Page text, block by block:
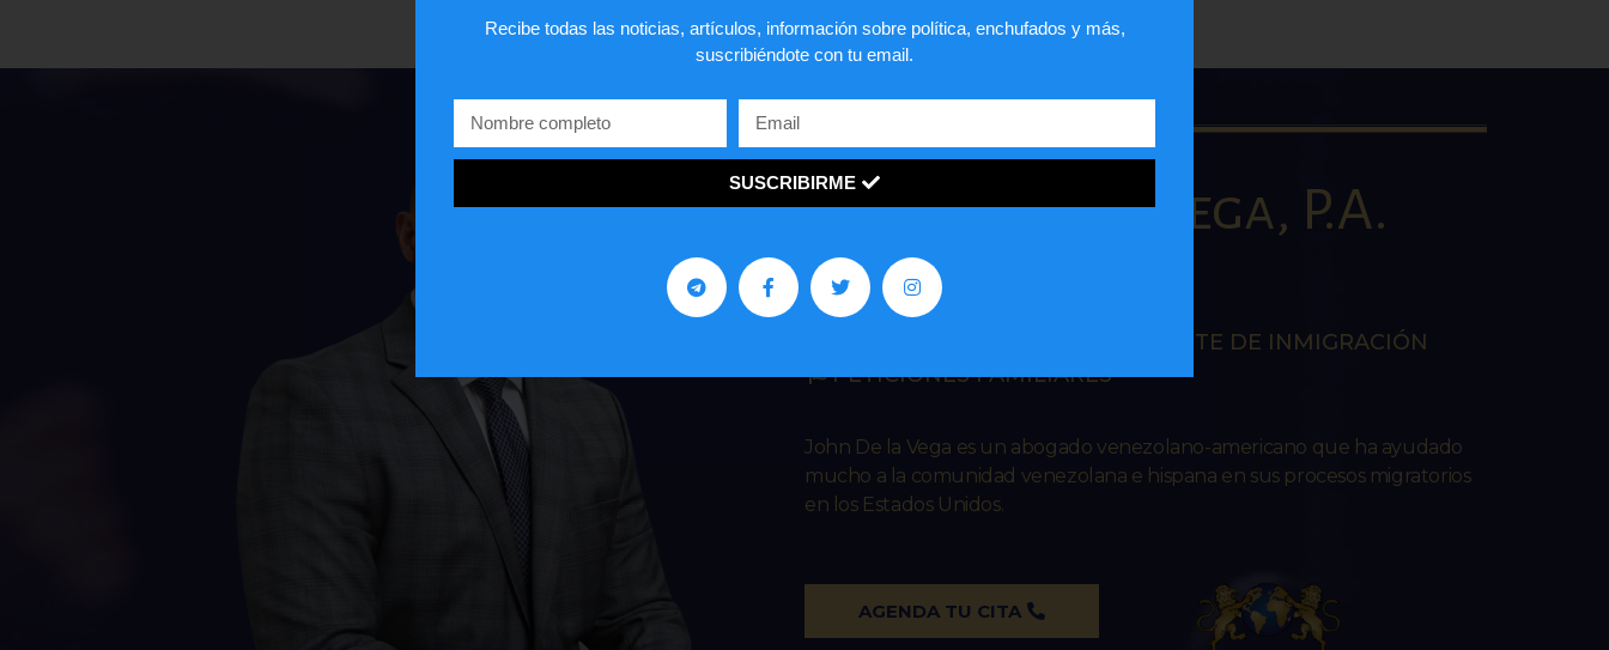
John R. De la Vega, P.A.
IMMIGRATION LAW
ASILO
REPRESENTACIONES EN LA CORTE DE INMIGRACIÓN
PETICIONES FAMILIARES
John De la Vega es un abogado venezolano-americano que ha ayudado
mucho a la comunidad venezolana e hispana en sus procesos migratorios
en los Estados Unidos.
AGENDA TU CITA
Recibe todas las noticias, artículos, información sobre política, enchufados y más,
suscribiéndote con tu email.
SUSCRIBIRME